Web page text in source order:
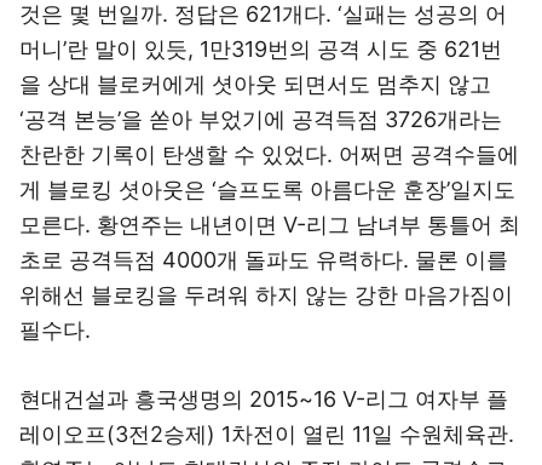
것은 몇 번일까. 정답은 621개다. ‘실패는 성공의 어
머니’란 말이 있듯, 1만319번의 공격 시도 중 621번
을 상대 블로커에게 셧아웃 되면서도 멈추지 않고
‘공격 본능’을 쏟아 부었기에 공격득점 3726개라는
찬란한 기록이 탄생할 수 있었다. 어쩌면 공격수들에
게 블로킹 셧아웃은 ‘슬프도록 아름다운 훈장’일지도
모른다. 황연주는 내년이면 V-리그 남녀부 통틀어 최
초로 공격득점 4000개 돌파도 유력하다. 물론 이를
위해선 블로킹을 두려워 하지 않는 강한 마음가짐이
필수다.
현대건설과 흥국생명의 2015~16 V-리그 여자부 플
레이오프(3전2승제) 1차전이 열린 11일 수원체육관.